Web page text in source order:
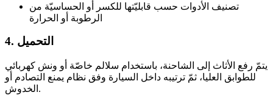
تصنيف الأدوات حسب قابليّتها للكسر أو الحساسيّة من
الرطوبة أو الحرارة
4. التحميل
يتمّ رفع الأثاث إلى الشاحنة، باستخدام سلالم خاصّة أو ونش كهربائي
للطوابق العليا، ثمّ ترتيبه داخل السيارة وفق نظام يمنع التصادم أو
الخدوش.